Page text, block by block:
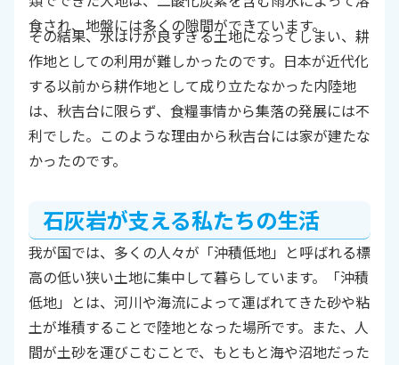
食され、地盤には多くの隙間ができています。
その結果、水はけが良すぎる土地になってしまい、耕
作地としての利用が難しかったのです。日本が近代化
する以前から耕作地として成り立たなかった内陸地
は、秋吉台に限らず、食糧事情から集落の発展には不
利でした。このような理由から秋吉台には家が建たな
かったのです。
石灰岩が支える私たちの生活
我が国では、多くの人々が「沖積低地」と呼ばれる標
高の低い狭い土地に集中して暮らしています。「沖積
低地」とは、河川や海流によって運ばれてきた砂や粘
土が堆積することで陸地となった場所です。また、人
間が土砂を運びこむことで、もともと海や沼地だった